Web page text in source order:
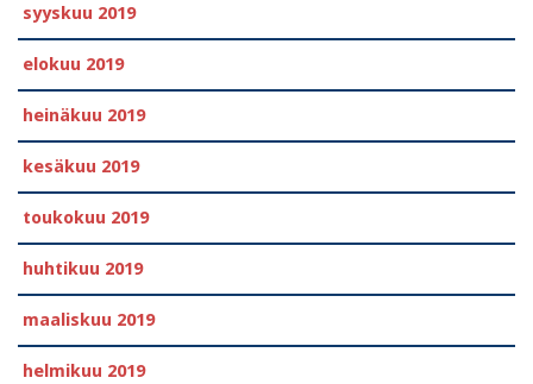
syyskuu 2019
elokuu 2019
heinäkuu 2019
kesäkuu 2019
toukokuu 2019
huhtikuu 2019
maaliskuu 2019
helmikuu 2019